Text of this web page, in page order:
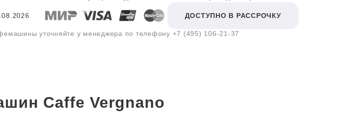
ДОСТУПНО В РАССРОЧКУ
уточняйте у менеджера по телефону +7 (495) 106-21-37
Caffe Vergnano